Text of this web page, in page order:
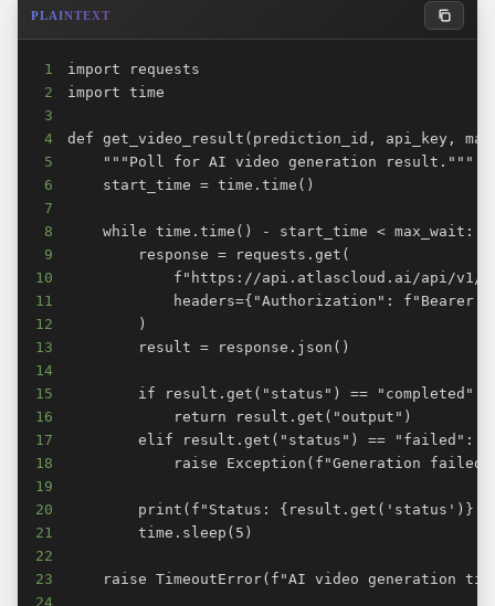
PLAINTEXT
1
2
3
4
5
6
7
8
9
10
11
12
13
14
15
16
17
18
19
20
21
22
23
24